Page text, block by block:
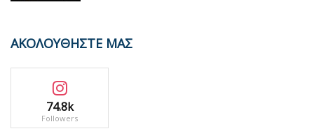
ΑΚΟΛΟΥΘΗΣΤΕ ΜΑΣ
74.8k
Followers